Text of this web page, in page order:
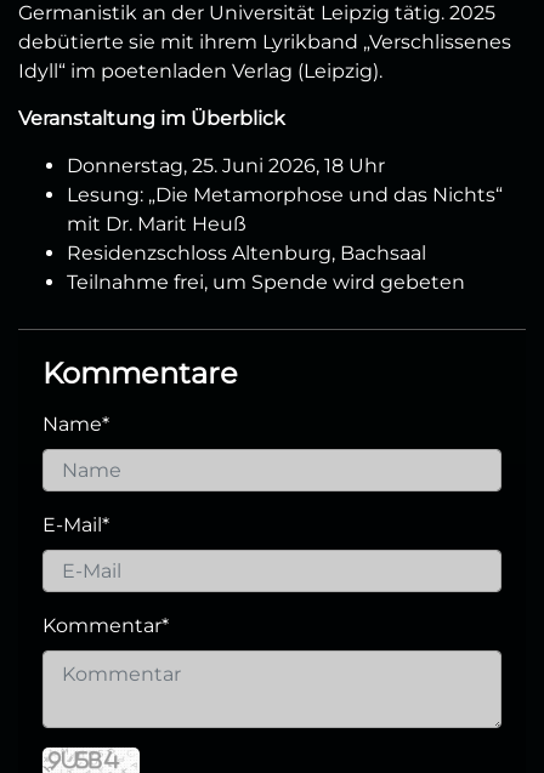
Germanistik an der Universität Leipzig tätig. 2025
debütierte sie mit ihrem Lyrikband „Verschlissenes
Idyll“ im poetenladen Verlag (Leipzig).
Veranstaltung im Überblick
Donnerstag, 25. Juni 2026, 18 Uhr
Lesung: „Die Metamorphose und das Nichts“
mit Dr. Marit Heuß
Residenzschloss Altenburg, Bachsaal
Teilnahme frei, um Spende wird gebeten
Kommentare
Name*
E-Mail*
Kommentar*